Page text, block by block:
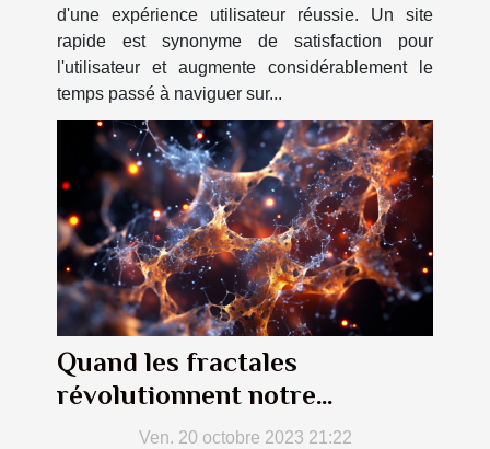
d'une expérience utilisateur réussie. Un site
rapide est synonyme de satisfaction pour
l'utilisateur et augmente considérablement le
temps passé à naviguer sur...
Quand les fractales
révolutionnent notre
compréhension de l'univers
Ven. 20 octobre 2023 21:22